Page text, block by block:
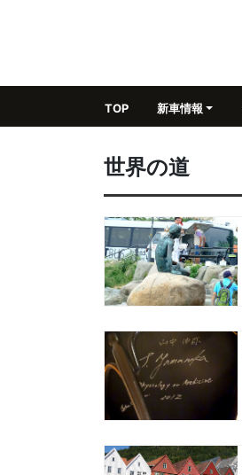
TOP 新車情報
世界の道